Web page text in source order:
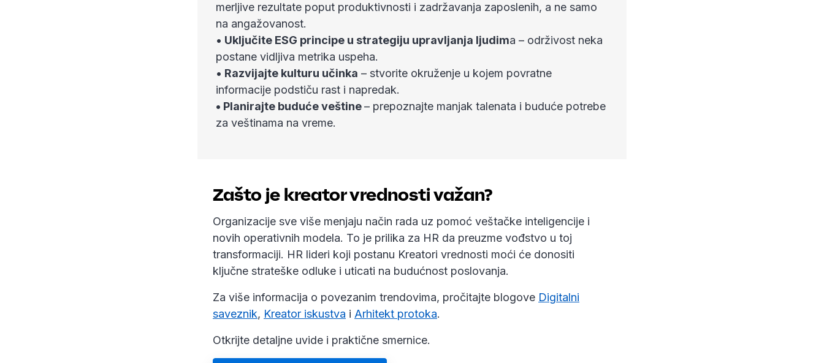
merljive rezultate poput produktivnosti i zadržavanja zaposlenih, a ne samo
na angažovanost.
• Uključite ESG principe u strategiju upravljanja ljudima – održivost neka
postane vidljiva metrika uspeha.
• Razvijajte kulturu učinka – stvorite okruženje u kojem povratne
informacije podstiču rast i napredak.
• Planirajte buduće veštine– prepoznajte manjak talenata i buduće potrebe
za veštinama na vreme.
Zašto je kreator vrednosti važan?
Organizacije sve više menjaju način rada uz pomoć veštačke inteligencije i
novih operativnih modela. To je prilika za HR da preuzme vođstvo u toj
transformaciji. HR lideri koji postanu Kreatori vrednosti moći će donositi
ključne strateške odluke i uticati na budućnost poslovanja.
Za više informacija o povezanim trendovima, pročitajte blogove Digitalni
saveznik, Kreator iskustva i Arhitekt protoka.
Otkrijte detaljne uvide i praktične smernice.